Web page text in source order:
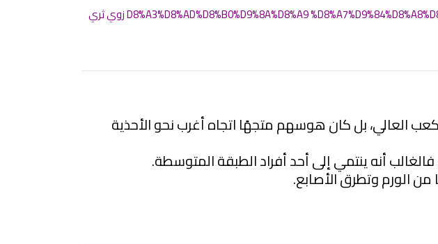
العالي، بل كان هوسهم متجهًا اتجاه أغرب نحو الأحذية
أنه ينتمي إلى أحد أفراد الطبقة المتوسطة.
من الورم وتطرق الأصابع.